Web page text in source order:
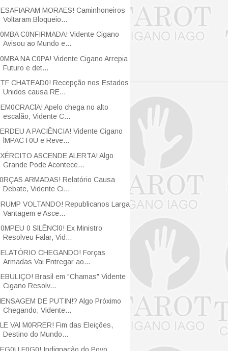
MORAES! Caminhoneiros
Voltaram Bloqueio...
C0NFIRMADA! Vidente Cigano
Avisou ao Mundo e...
NA C0PA! Vidente Cigano Arrepia
Futuro e det...
CHATEAD0! Recepção nos Estados
Unidos causa RE...
Apelo chega no alto
escalão, Vidente C...
A PACIÊNCIA! Vidente Cigano
lMPACT0U e Reve...
ASCENDE ALERTA! Algo
Grande Pode Acontece...
ARMADAS! Relatório Causa
Debate, Vidente Ci...
VOLTANDO! Republicanos Larga
Vantagem e Asce...
0 SlLÊNCl0! Ex Ministro
Resolveu Falar, Vid...
CHEGANDO! Forças
Armadas Vai Entregar ao...
Brasil em "Chamas" Vidente
Cigano Resolv...
DE PUTIN!? Algo Próximo
Chegando, Vidente...
VAl M0RRER! Fim das Eleições,
Destino do Mundo...
F0G0! Indignação do Povo